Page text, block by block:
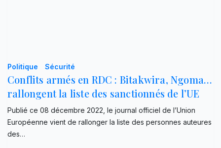
Politique Sécurité
Conflits armés en RDC : Bitakwira, Ngoma…
rallongent la liste des sanctionnés de l’UE
Publié ce 08 décembre 2022, le journal officiel de l’Union
Européenne vient de rallonger la liste des personnes auteures
des…